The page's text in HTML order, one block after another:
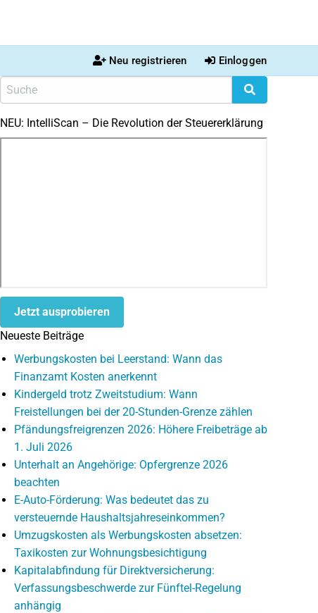
Neu registrieren Einloggen
NEU: IntelliScan – Die Revolution der Steuererklärung
Jetzt ausprobieren
Neueste Beiträge
Werbungskosten bei Leerstand: Wann das
Finanzamt Kosten anerkennt
Kindergeld trotz Zweitstudium: Wann
Freistellungen bei der 20-Stunden-Grenze zählen
Pfändungsfreigrenzen 2026: Höhere Freibeträge ab
1. Juli 2026
Unterhalt an Angehörige: Opfergrenze 2026
beachten
E-Auto-Förderung: Was bedeutet das zu
versteuernde Haushaltsjahreseinkommen?
Umzugskosten als Werbungskosten absetzen:
Taxikosten zur Wohnungsbesichtigung
Kapitalabfindung für Direktversicherung:
Verfassungsbeschwerde zur Fünftel-Regelung
anhängig